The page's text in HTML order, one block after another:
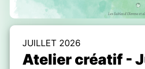
JUILLET 2026
Atelier créatif -